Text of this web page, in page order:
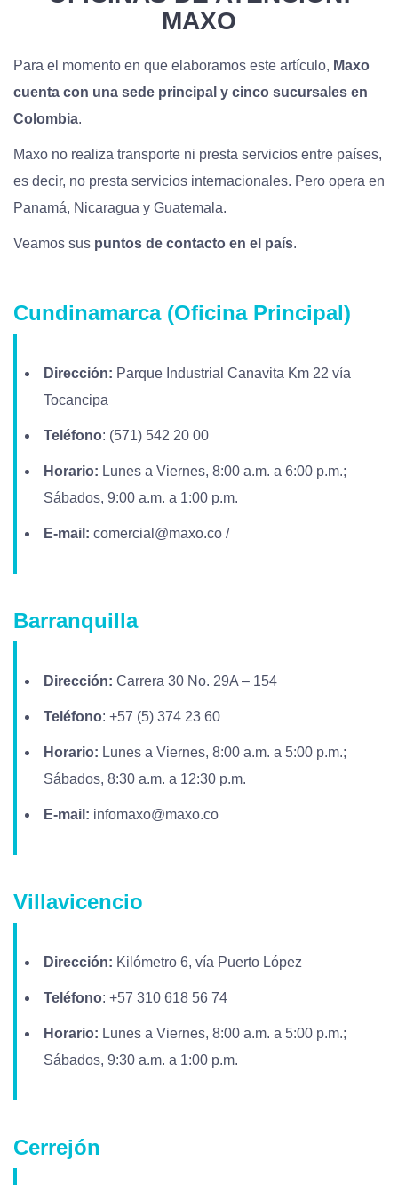
MAXO
Para el momento en que elaboramos este artículo, Maxo
cuenta con una sede principal y cinco sucursales en
Colombia.
Maxo no realiza transporte ni presta servicios entre países,
es decir, no presta servicios internacionales. Pero opera en
Panamá, Nicaragua y Guatemala.
Veamos sus puntos de contacto en el país.
Cundinamarca (Oficina Principal)
Dirección: Parque Industrial Canavita Km 22 vía
Tocancipa
Teléfono: (571) 542 20 00
Horario: Lunes a Viernes, 8:00 a.m. a 6:00 p.m.;
Sábados, 9:00 a.m. a 1:00 p.m.
E-mail: comercial@maxo.co /
Barranquilla
Dirección: Carrera 30 No. 29A – 154
Teléfono: +57 (5) 374 23 60
Horario: Lunes a Viernes, 8:00 a.m. a 5:00 p.m.;
Sábados, 8:30 a.m. a 12:30 p.m.
E-mail: infomaxo@maxo.co
Villavicencio
Dirección: Kilómetro 6, vía Puerto López
Teléfono: +57 310 618 56 74
Horario: Lunes a Viernes, 8:00 a.m. a 5:00 p.m.;
Sábados, 9:30 a.m. a 1:00 p.m.
Cerrejón